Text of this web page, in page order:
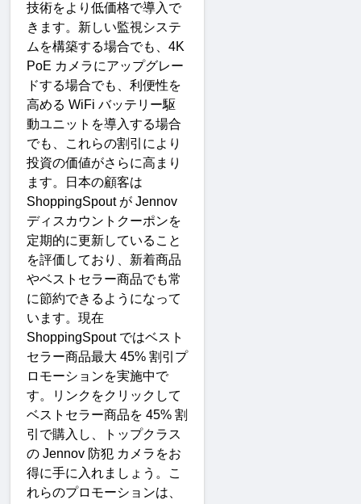
技術をより低価格で導入で
きます。新しい監視システ
ムを構築する場合でも、 4K
PoE カメラにアップグレー
ドする場合でも、利便性を
高める WiFi バッテリー駆
動ユニットを導入する場合
でも、これらの割引により
投資の価値がさらに高まり
ます。日本の顧客は
ShoppingSpout が
ディスカウントクーポンを
定期的に更新していること
を評価しており、新着商品
やベストセラー商品でも常
に節約できるようになって
います。 現在
ShoppingSpout ではベスト
セラー商品最大 45% 割引プ
ロモーションを実施中で
す。リンクをクリックして
ベストセラー商品を 45% 割
引で購入し、トップクラス
の Jennov 防犯 カメラをお
得に手に入れましょう。こ
れらのプロモーションは、